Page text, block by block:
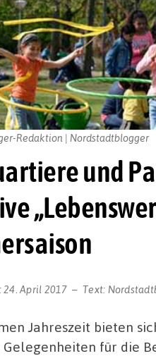
und
24. April 2017 Text:
Redaktion | Nordstadtblogger
Jahreszeit bieten
für die